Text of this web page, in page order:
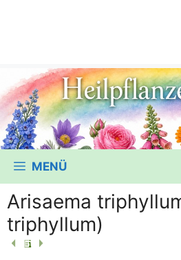
MENÜ
Arisaema
triphyllum)